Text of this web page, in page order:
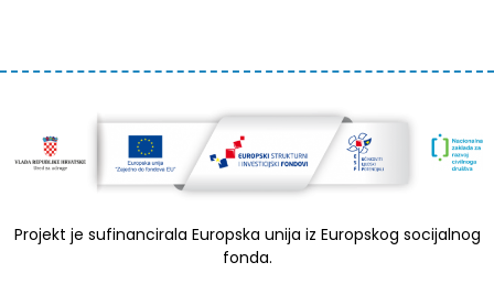
Projekt je sufinancirala Europska unija iz Europskog socijalnog
fonda.